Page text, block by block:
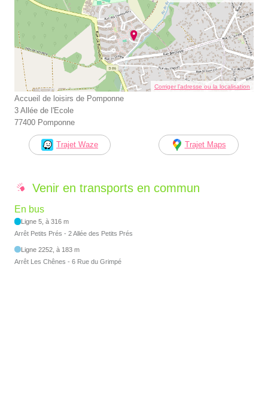
Corriger l’adresse ou la localisation
Accueil de loisirs de Pomponne
3 Allée de l'Ecole
77400 Pomponne
Trajet Waze Trajet Maps
Venir en transports en commun
En bus
Ligne 5, à 316 m
Arrêt Petits Prés - 2 Allée des Petits Prés
Ligne 2252, à 183 m
Arrêt Les Chênes - 6 Rue du Grimpé